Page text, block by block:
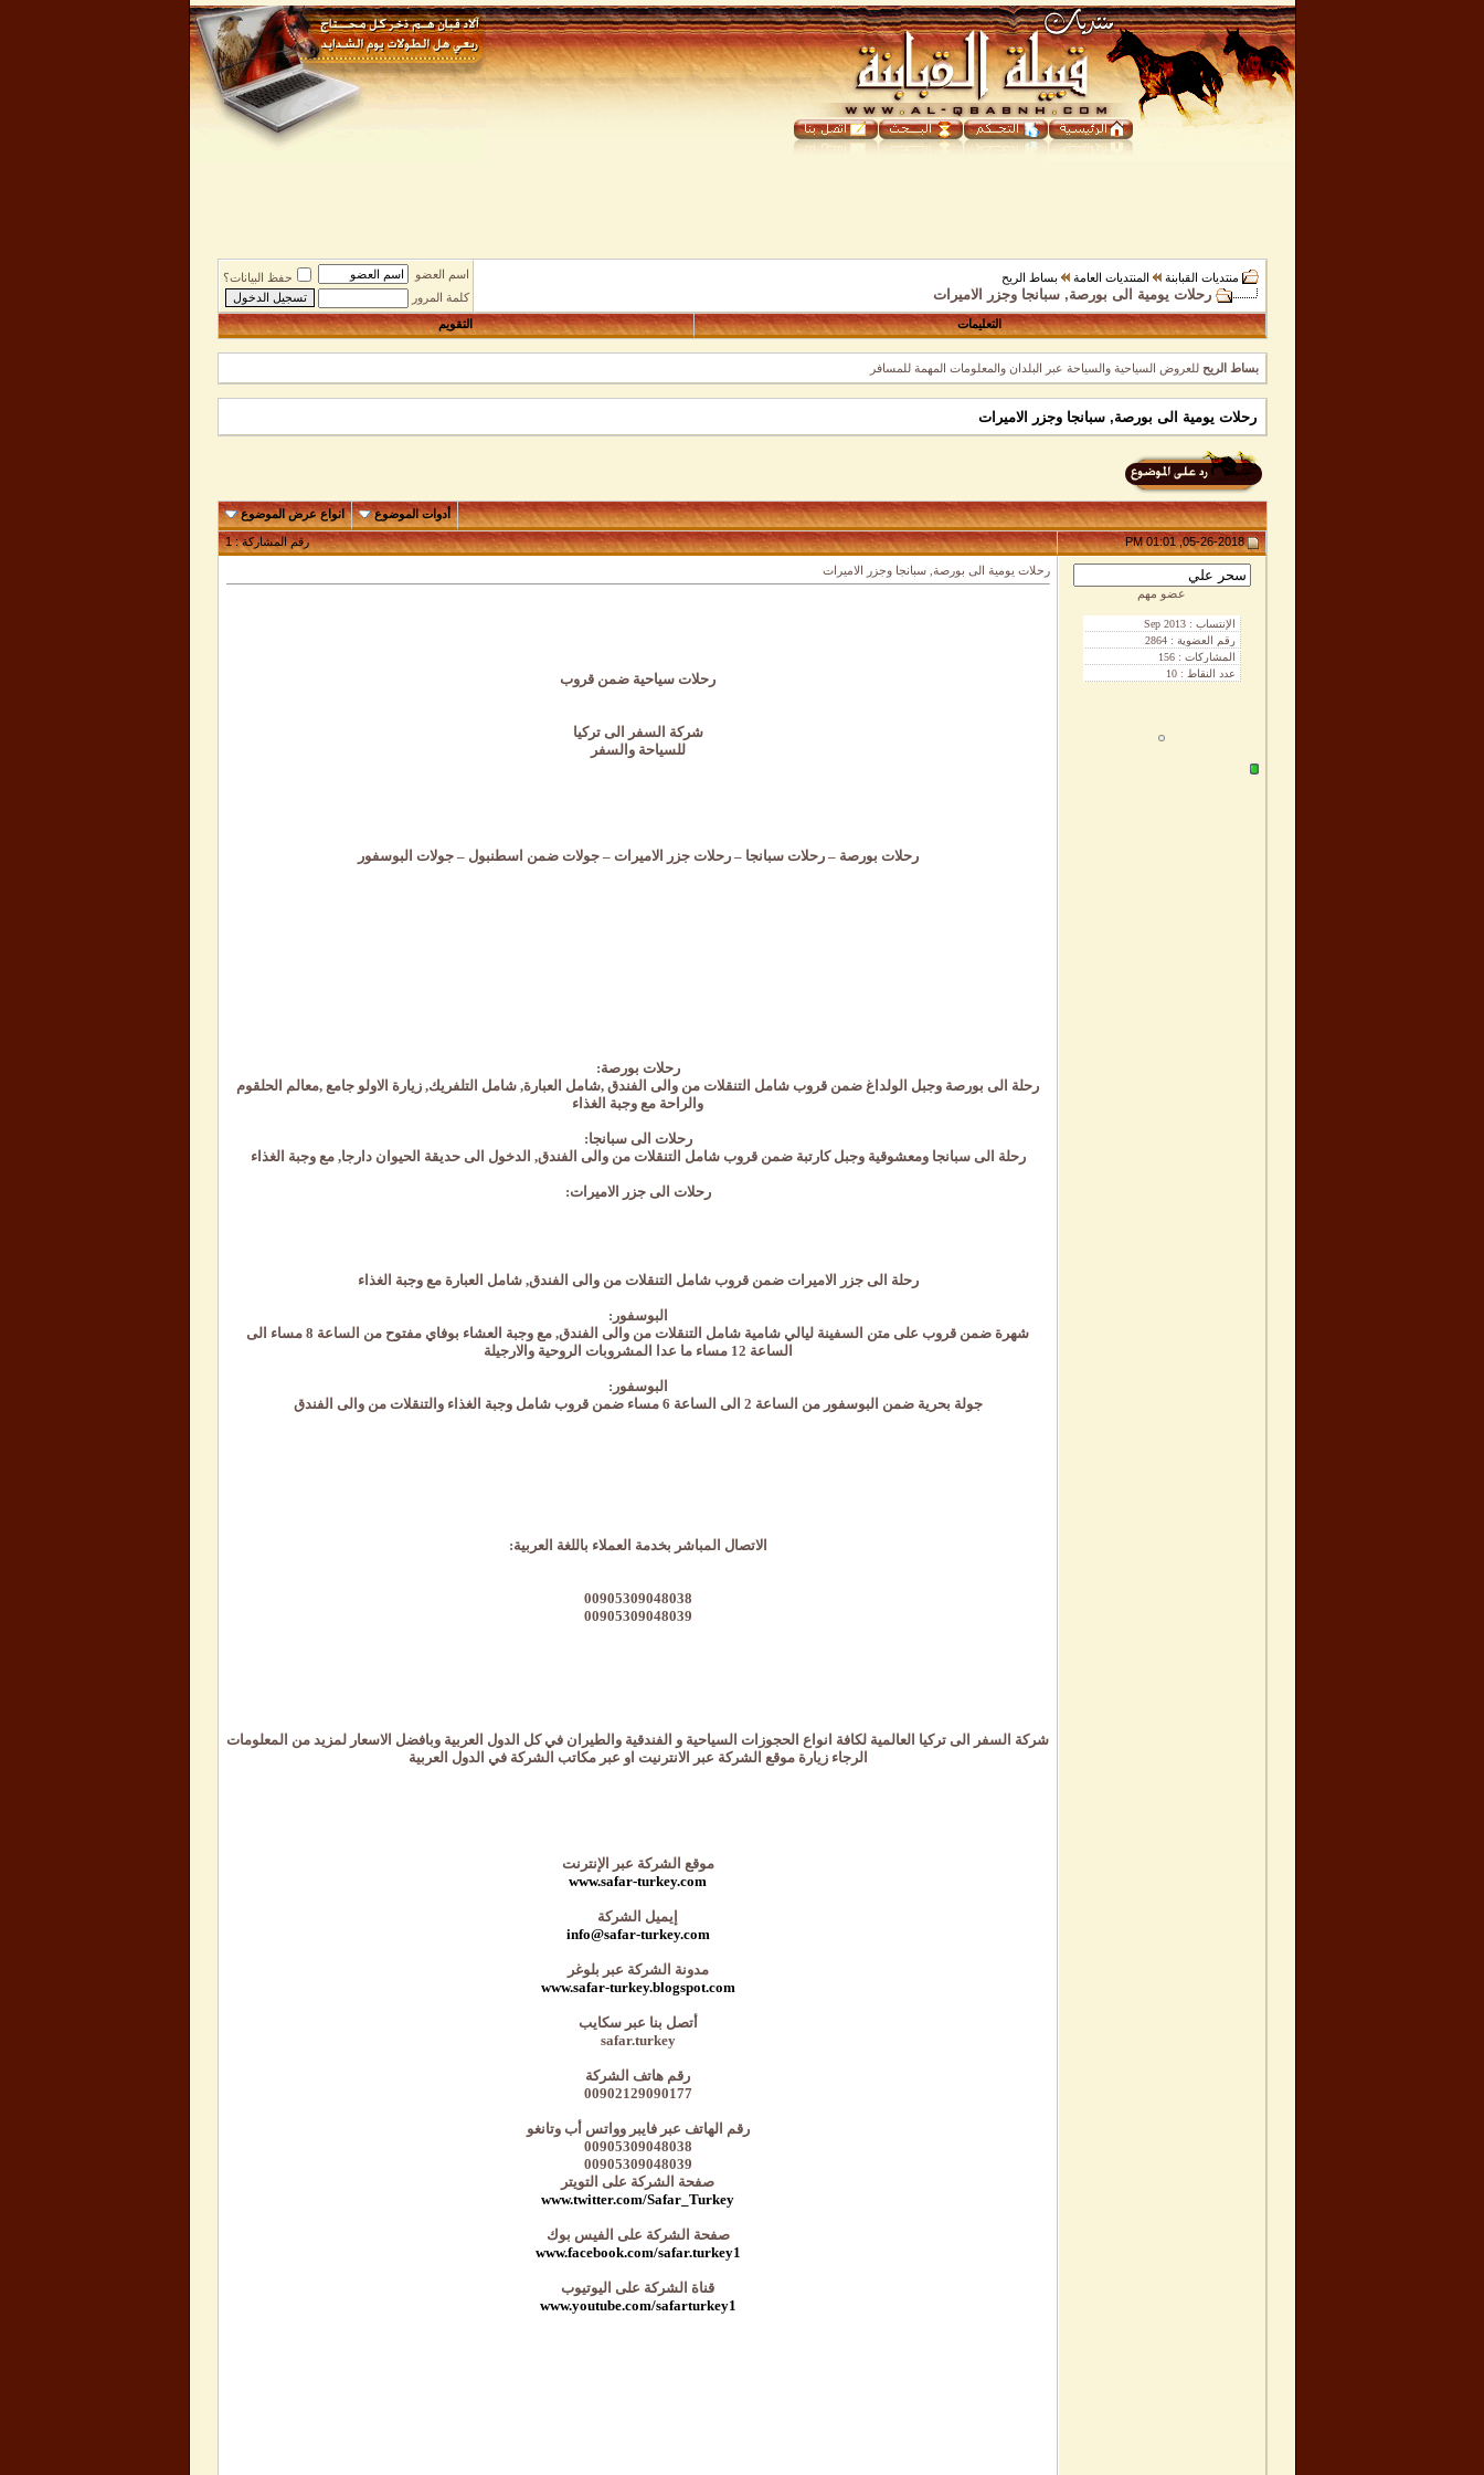
منتديات القبابنة المنتديات العامة بساط الريح
رحلات يومية الى بورصة, سبانجا وجزر الاميرات
اسم العضو
حفظ البيانات؟
كلمة المرور
التعليمات التقويم
بساط الريح للعروض السياحية والسياحة عبر البلدان والمعلومات المهمة للمسافر
رحلات يومية الى بورصة, سبانجا وجزر الاميرات
أدوات الموضوع انواع عرض الموضوع
05-26-2018, 01:01 PM رقم المشاركة :1
عضو مهم
رحلات يومية الى بورصة, سبانجا وجزر الاميرات
رحلات سياحية ضمن قروب
شركة السفر الى تركيا
للسياحة والسفر
رحلات بورصة – رحلات سبانجا – رحلات جزر الاميرات – جولات ضمن اسطنبول – جولات البوسفور
رحلات بورصة:
رحلة الى بورصة وجبل الولداغ ضمن قروب شامل التنقلات من والى الفندق ,شامل العبارة, شامل التلفريك, زيارة الاولو جامع ,معالم الحلقوم
والراحة مع وجبة الغذاء
رحلات الى سبانجا:
رحلة الى سبانجا ومعشوقية وجبل كارتبة ضمن قروب شامل التنقلات من والى الفندق, الدخول الى حديقة الحيوان دارجا, مع وجبة الغذاء
رحلات الى جزر الاميرات:
رحلة الى جزر الاميرات ضمن قروب شامل التنقلات من والى الفندق, شامل العبارة مع وجبة الغذاء
البوسفور:
شهرة ضمن قروب على متن السفينة ليالي شامية شامل التنقلات من والى الفندق, مع وجبة العشاء بوفاي مفتوح من الساعة 8 مساء الى
الساعة 12 مساء ما عدا المشروبات الروحية والارجيلة
البوسفور:
جولة بحرية ضمن البوسفور من الساعة 2 الى الساعة 6 مساء ضمن قروب شامل وجبة الغذاء والتنقلات من والى الفندق
الاتصال المباشر بخدمة العملاء باللغة العربية:
00905309048038
00905309048039
شركة السفر الى تركيا العالمية لكافة انواع الحجوزات السياحية و الفندقية والطيران في كل الدول العربية وبافضل الاسعار لمزيد من المعلومات
الرجاء زيارة موقع الشركة عبر الانترنيت او عبر مكاتب الشركة في الدول العربية
موقع الشركة عبر الإنترنت
www.safar-turkey.com
إيميل الشركة
info@safar-turkey.com
مدونة الشركة عبر بلوغر
www.safar-turkey.blogspot.com
أتصل بنا عبر سكايب
safar.turkey
رقم هاتف الشركة
00902129090177
رقم الهاتف عبر فايبر وواتس أب وتانغو
00905309048038
00905309048039
صفحة الشركة على التويتر
www.twitter.com/Safar_Turkey
صفحة الشركة على الفيس بوك
www.facebook.com/safar.turkey1
قناة الشركة على اليوتيوب
www.youtube.com/safarturkey1